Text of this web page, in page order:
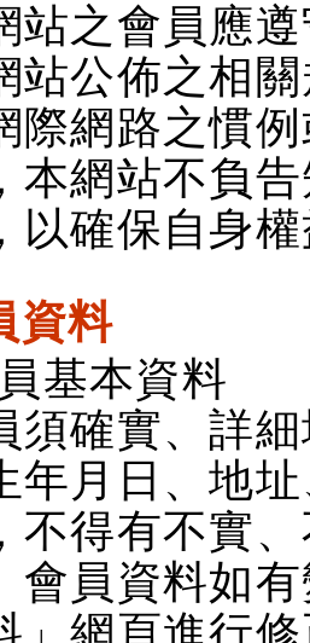
站之會員應
站公佈之相
際網路之慣
本網站不負
以確保自身
資料
基本資料
須確實、詳
年月日、地
不得有不實
會員資料如
」網頁進行